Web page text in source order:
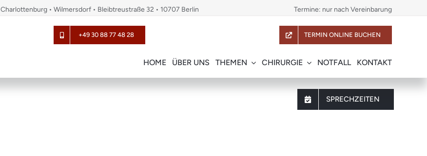
Charlottenburg • Wilmersdorf • Bleibtreustraße 32 • 10707 Berlin Termine: nur nach Vereinbarung
+49 30 88 77 48 28 TERMIN ONLINE BUCHEN
HOME ÜBER UNS THEMEN CHIRURGIE NOTFALL KONTAKT
SPRECHZEITEN